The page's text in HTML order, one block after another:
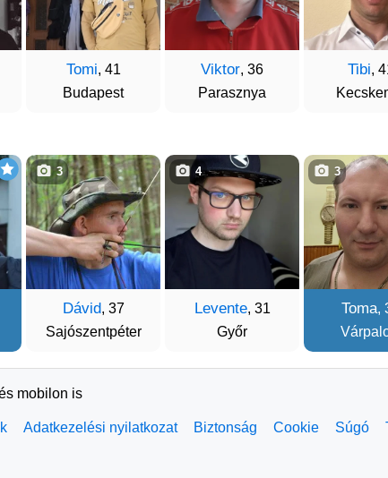
Tomi, 41
Budapest
Viktor, 36
Parasznya
Tibi,
Dávid, 37
Sajószentpéter
3
Levente, 31
Győr
4
Toma,
3
mobilon is
Adatkezelési nyilatkozat Biztonság Cookie Súgó